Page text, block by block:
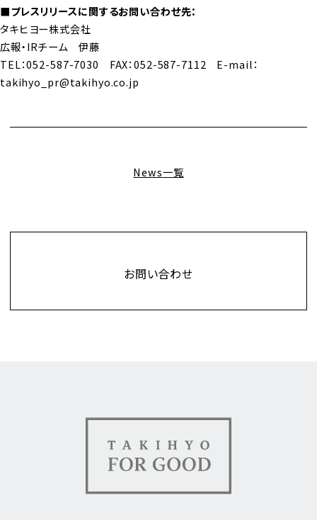
■プレスリリースに関するお問い合わせ先：
タキヒヨー株式会社
広報・IRチーム 伊藤
TEL：052-587-7030 FAX：052-587-7112 E-mail：
takihyo_pr@takihyo.co.jp
News一覧
Contact
お問い合わせ